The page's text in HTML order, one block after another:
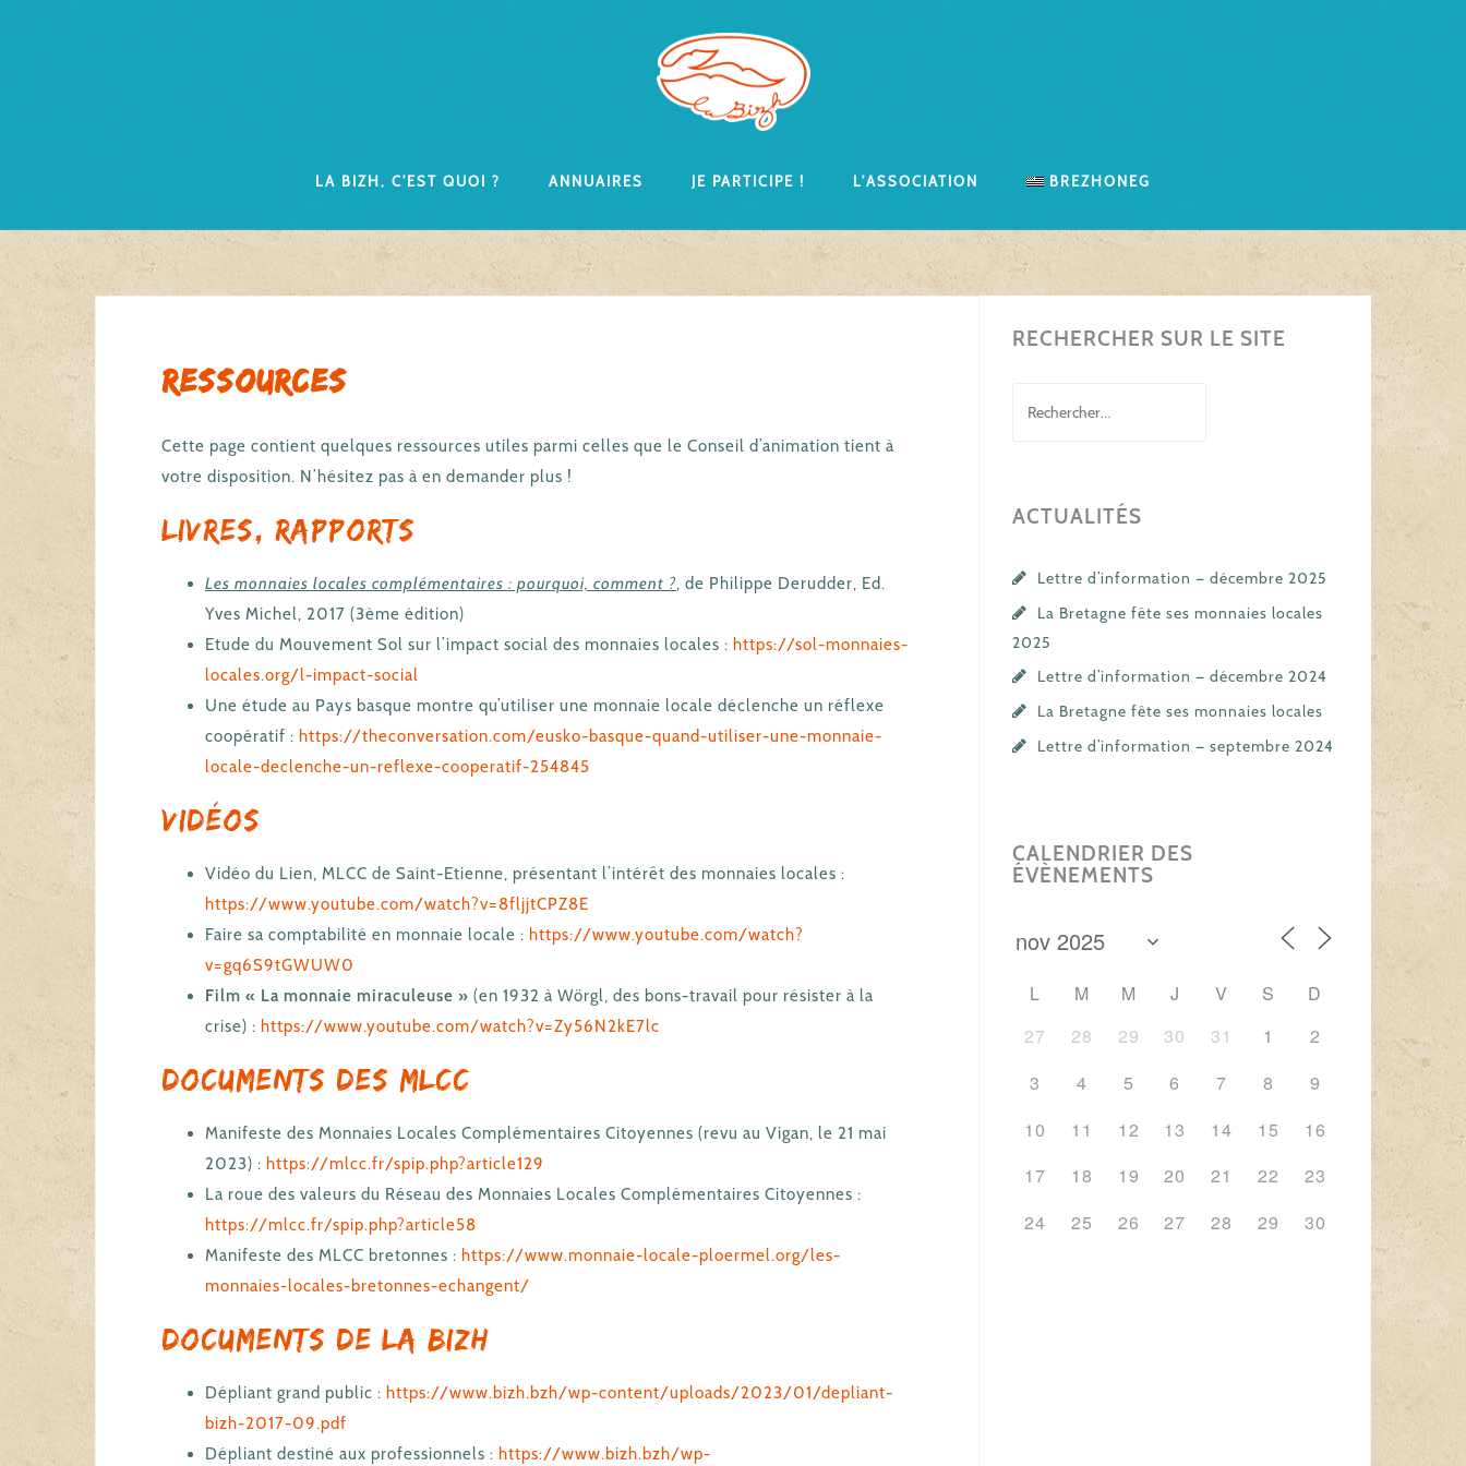
La Bizh, c’est quoi ? Annuaires Je participe ! L’association Brezhoneg
Ressources
Cette page contient quelques ressources utiles parmi celles que le Conseil d’animation tient à
votre disposition. N’hésitez pas à en demander plus !
Livres, rapports…
Les monnaies locales complémentaires : pourquoi, comment ?, de Philippe Derudder, Ed.
Yves Michel, 2017 (3ème édition)
Etude du Mouvement Sol sur l’impact social des monnaies locales : https://sol-monnaies-
locales.org/l-impact-social
Une étude au Pays basque montre qu’utiliser une monnaie locale déclenche un réflexe
coopératif : https://theconversation.com/eusko-basque-quand-utiliser-une-monnaie-
locale-declenche-un-reflexe-cooperatif-254845
Vidéos
Vidéo du Lien, MLCC de Saint-Etienne, présentant l’intérêt des monnaies locales :
https://www.youtube.com/watch?v=8fljjtCPZ8E
Faire sa comptabilité en monnaie locale : https://www.youtube.com/watch?
v=gq6S9tGWUW0
Film « La monnaie miraculeuse » (en 1932 à Wörgl, des bons-travail pour résister à la
crise) : https://www.youtube.com/watch?v=Zy56N2kE7lc
Documents des MLCC
Manifeste des Monnaies Locales Complémentaires Citoyennes (revu au Vigan, le 21 mai
2023) : https://mlcc.fr/spip.php?article129
La roue des valeurs du Réseau des Monnaies Locales Complémentaires Citoyennes :
https://mlcc.fr/spip.php?article58
Manifeste des MLCC bretonnes : https://www.monnaie-locale-ploermel.org/les-
monnaies-locales-bretonnes-echangent/
Documents de la Bizh
Dépliant grand public : https://www.bizh.bzh/wp-content/uploads/2023/01/depliant-
bizh-2017-09.pdf
Dépliant destiné aux professionnels : https://www.bizh.bzh/wp-
RECHERCHER SUR LE SITE
ACTUALITÉS
Lettre d’information — décembre 2025
La Bretagne fête ses monnaies locales
2025
Lettre d’information — décembre 2024
La Bretagne fête ses monnaies locales
Lettre d’information — septembre 2024
CALENDRIER DES
ÉVÈNEMENTS
L M M J V S
D
27
28 29 30 31 1
2
3
4 5 6 7 8
9
10
11 12 13 14 15
16
17
18 19 20 21 22
23
24
25 26 27 28 29 30